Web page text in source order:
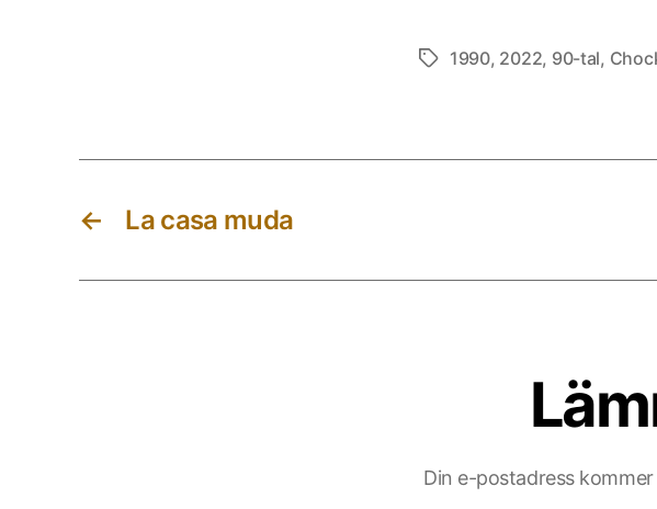
Etiketter
1990, 2022, 90-tal,
← La casa muda
Din e-postadress